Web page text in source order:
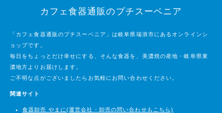
カフェ食器通販のプチスーベニア
「カフェ食器通販のプチスーベニア」は岐阜県瑞浪市にあるオンラインシ
ョップです。
毎日をちょっとだけ幸せにする、そんな食器を、美濃焼の産地・岐阜県東
濃地方よりお届けします。
ご不明な点がございましたらお気軽にお問い合わせください。
関連サイト
食器卸売 やまに(運営会社・卸売の問い合わせもこちら)